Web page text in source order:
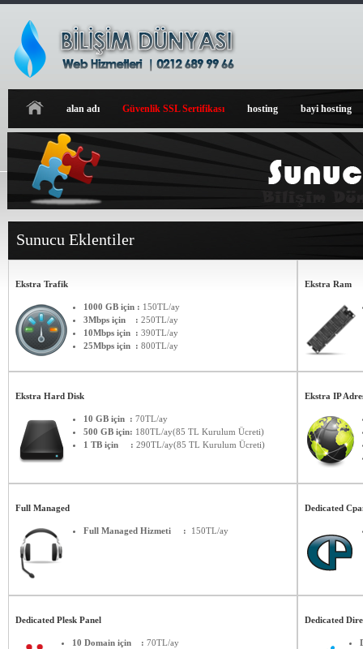
alan adı Güvenlik SSL Sertifikası hosting bayi hosting
Sunucu Eklentiler
Ekstra Trafik
1000 GB için : 150TL/ay
3Mbps için : 250TL/ay
10Mbps için : 390TL/ay
25Mbps için : 800TL/ay
Ekstra Ram
Ekstra Hard Disk
10 GB için : 70TL/ay
500 GB için: 180TL/ay(85 TL Kurulum Ücreti)
1 TB için : 290TL/ay(85 TL Kurulum Ücreti)
Ekstra IP
Full Managed
Full Managed Hizmeti : 150TL/ay
Dedicated
Dedicated Plesk Panel
10 Domain için : 70TL/ay
Dedicated